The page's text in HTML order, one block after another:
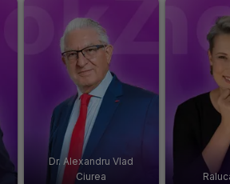
Dr. Alexandru Vlad
Ciurea